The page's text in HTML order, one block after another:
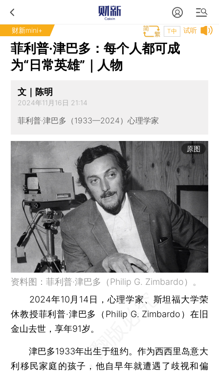
财新mini+ 试听
T中
菲利普·津巴多：每个人都可成
为“日常英雄”｜人物
文｜陈明
2024年11月16日 21:14
菲利普·津巴多（1933—2024）心理学家
原图
资料图：菲利普·津巴多（Philip G. Zimbardo）。
2024年10月14日，心理学家、斯坦福大学荣
休教授菲利普·津巴多（Philip G. Zimbardo）在旧
金山去世，享年91岁。
津巴多1933年出生于纽约。作为西西里岛意大
利移民家庭的孩子，他自早年就遭遇了歧视和偏